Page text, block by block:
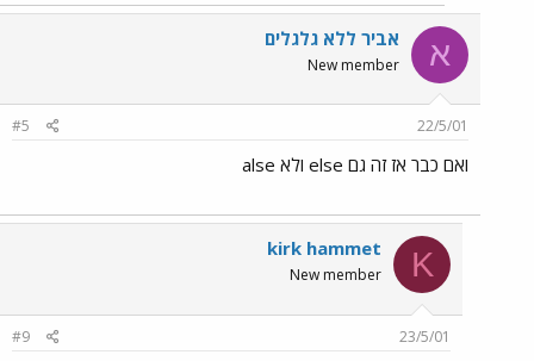
א אביר ללא גלגלים
New member
22/5/01
#5
ואם כבר אז זה גם else ולא alse
K
kirk hammet
New member
23/5/01
#9